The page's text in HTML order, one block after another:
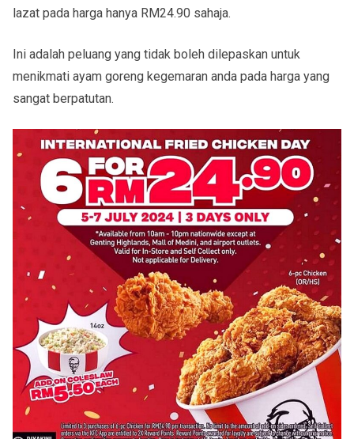
lazat pada harga hanya RM24.90 sahaja.
Ini adalah peluang yang tidak boleh dilepaskan untuk
menikmati ayam goreng kegemaran anda pada harga yang
sangat berpatutan.